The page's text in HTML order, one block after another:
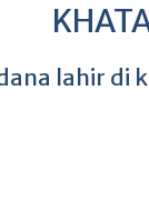
lahir di